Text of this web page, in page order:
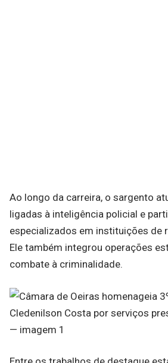
Ao longo da carreira, o sargento
ligadas à inteligência policial e
especializados em instituições de
Ele também integrou operações
combate à criminalidade.